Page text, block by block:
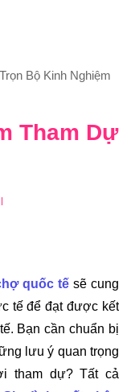
Trọn Bộ Kinh Nghiệm
Tham Dự
quốc tế sẽ cung
tế để đạt được kết
Bạn cần chuẩn bị
lưu ý quan trọng
tham dự? Tất cả